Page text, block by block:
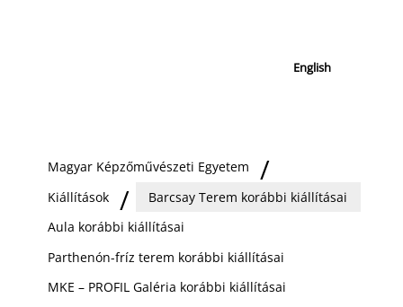
English
Magyar Képzőművészeti Egyetem
Kiállítások
Barcsay Terem korábbi kiállításai
Aula korábbi kiállításai
Parthenón-fríz terem korábbi kiállításai
MKE – PROFIL Galéria korábbi kiállításai